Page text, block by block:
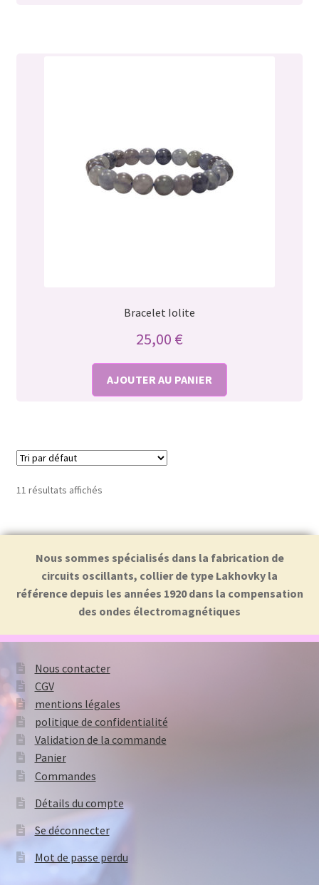
Bracelet Iolite
25,00 €
AJOUTER AU PANIER
11 résultats affichés
Nous sommes spécialisés dans la fabrication de
circuits oscillants, collier de type Lakhovky la
référence depuis les années 1920 dans la compensation
des ondes électromagnétiques
Nous contacter
CGV
mentions légales
politique de confidentialité
Validation de la commande
Panier
Commandes
Détails du compte
Se déconnecter
Mot de passe perdu